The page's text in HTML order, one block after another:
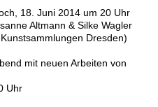
18. Juni 2014 um 20 Uhr
Altmann & Silke Wagler
Dresden)
mit neuen Arbeiten von
Uhr